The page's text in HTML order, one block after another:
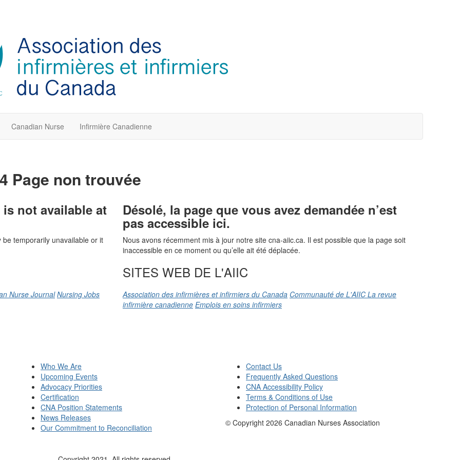
Canadian Nurse Infirmière Canadienne
Page non trouvée
not available at
temporarily unavailable or it
Nurse Journal Nursing Jobs
Désolé, la page que vous avez demandée n’est
pas accessible ici.
Nous avons récemment mis à jour notre site cna-aiic.ca. Il est possible que la page soit
inaccessible en ce moment ou qu’elle ait été déplacée.
SITES WEB DE L'AIIC
Association des infirmières et infirmiers du Canada Communauté de L'AIIC La revue
infirmière canadienne Emplois en soins infirmiers
Who We Are
Upcoming Events
Advocacy Priorities
Certification
CNA Position Statements
News Releases
Our Commitment to Reconciliation
Contact Us
Frequently Asked Questions
CNA Accessibility Policy
Terms & Conditions of Use
Protection of Personal Information
© Copyright 2026 Canadian Nurses Association